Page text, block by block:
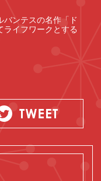
バンテスの名作「ド
ライフワークとする